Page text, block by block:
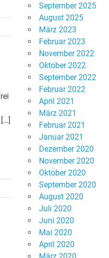
September 2025
August 2025
März 2023
Februar 2023
November 2022
Oktober 2022
September 2022
Februar 2022
April 2021
März 2021
Februar 2021
Januar 2021
Dezember 2020
November 2020
Oktober 2020
September 2020
August 2020
Juli 2020
Juni 2020
Mai 2020
April 2020